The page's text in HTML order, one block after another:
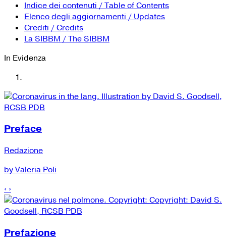
Tutti i siti Zanichelli per la scuola
Collezioni Università
Facebook
Twitter
Instagram
Instagram scuola
Mail
Indice dei contenuti / Table of Contents
Elenco degli aggiornamenti / Updates
Crediti / Credits
La SIBBM / The SIBBM
In Evidenza
Preface
Redazione
by Valeria Poli
‹ ›
Prefazione